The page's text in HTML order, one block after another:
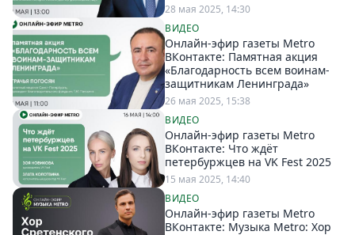
28 мая 2025, 14:30
ВИДЕО
Онлайн-эфир газеты Metro
ВКонтакте: Памятная акция
«Благодарность всем воинам-
защитникам Ленинграда»
26 мая 2025, 15:38
ВИДЕО
Онлайн-эфир газеты Metro
ВКонтакте: Что ждёт
петербуржцев на VK Fest 2025
15 мая 2025, 14:40
ВИДЕО
Онлайн-эфир газеты Metro
ВКонтакте: Музыка Metro: Хор